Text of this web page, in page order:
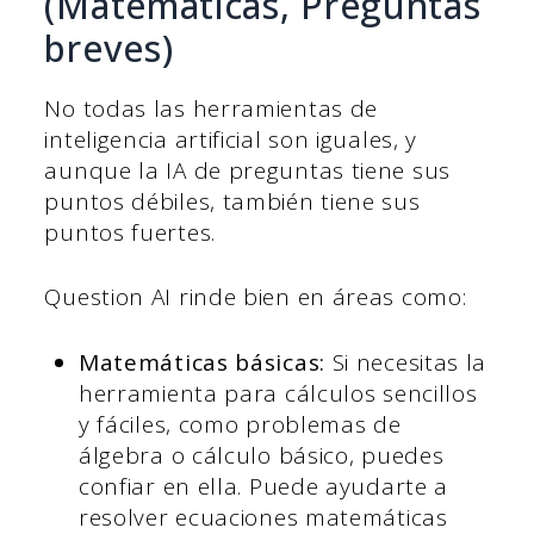
breves)
No todas las herramientas de
inteligencia artificial son iguales, y
aunque la IA de preguntas tiene sus
puntos débiles, también tiene sus
puntos fuertes.
Question AI rinde bien en áreas como:
Matemáticas básicas: Si necesitas la
herramienta para cálculos sencillos
y fáciles, como problemas de
álgebra o cálculo básico, puedes
confiar en ella. Puede ayudarte a
resolver ecuaciones matemáticas